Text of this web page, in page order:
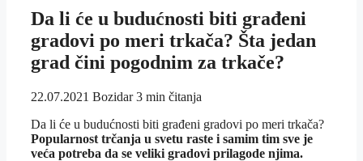
Da li će u budućnosti biti građeni
gradovi po meri trkača? Šta jedan
grad čini pogodnim za trkače?
22.07.2021 Bozidar 3 min čitanja
Da li će u budućnosti biti građeni gradovi po meri trkača?
Popularnost trčanja u svetu raste i samim tim sve je
veća potreba da se veliki gradovi prilagode njima.